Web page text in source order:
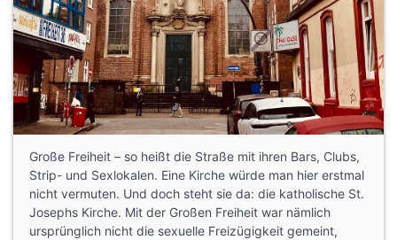
Große Freiheit – so heißt die Straße mit ihren Bars, Clubs,
Strip- und Sexlokalen. Eine Kirche würde man hier erstmal
nicht vermuten. Und doch steht sie da: die katholische St.
Josephs Kirche. Mit der Großen Freiheit war nämlich
ursprünglich nicht die sexuelle Freizügigkeit gemeint,